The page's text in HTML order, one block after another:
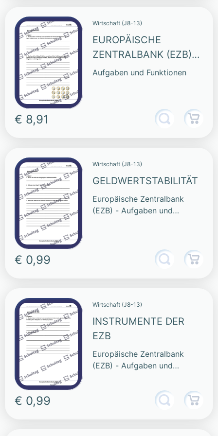
Wirtschaft (J8-13)
EUROPÄISCHE
ZENTRALBANK (EZB)
(SAMMLUNG)
Aufgaben und Funktionen
€ 8,91
Wirtschaft (J8-13)
GELDWERTSTABILITÄT
Europäische Zentralbank
(EZB) - Aufgaben und
€ 0,99
Wirtschaft (J8-13)
INSTRUMENTE DER
EZB
Europäische Zentralbank
(EZB) - Aufgaben und
€ 0,99